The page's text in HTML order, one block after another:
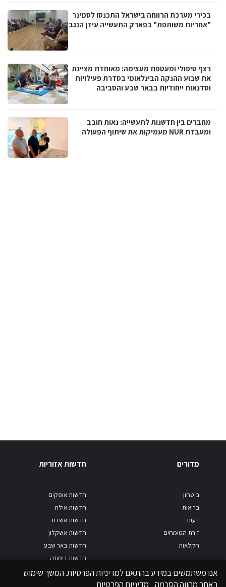
בכירי מערכת הרווחה בישראל התכנסו לסמינר
"אחריות משותפת" בפארק התעשייה עידן הנגב
רצף טיפולי ומעטפת מעצימה: מאוחדת מציינת
את שבוע ההנקה הבינלאומי בסדרת פעילויות
וסדנאות ייחודיות בבאר שבע והסביבה
מחברים בין חדשנות לתעשייה: נאות חובב
ומעבדת NUR מעמיקות את שיתוף הפעולה
מדורים
ביטחון
בריאות
דעות
זירת המומחים
חקלאות
חדשות אזוריות
חדשות אופקים
חדשות אילת
חדשות אשדוד
חדשות אשקלון
חדשות באר שבע
חדשות דימונה
חדשות הדרום
אנו משתמשים במידע בהתאם למדיניות הפרטיות. המשך שימוש
באתר מהווה הסכמה. מדיניות הפרטיות